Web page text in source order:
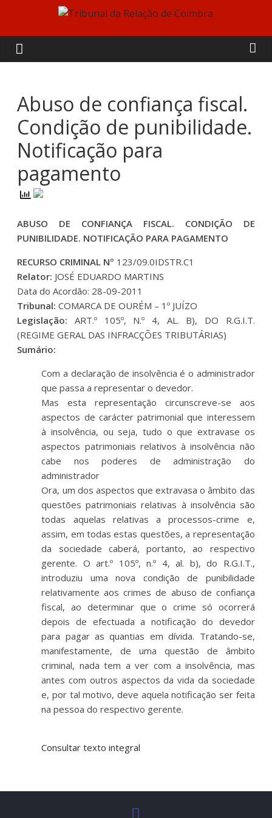
content
Tribunal
da
Relação
de
Coimbra
Abuso de confiança fiscal.
Condição de punibilidade.
Notificação para
pagamento
ABUSO DE CONFIANÇA FISCAL. CONDIÇÃO DE
PUNIBILIDADE. NOTIFICAÇÃO PARA PAGAMENTO
RECURSO CRIMINAL Nº 123/09.0IDSTR.C1
Relator: JOSÉ EDUARDO MARTINS
Data do Acordão: 28-09-2011
Tribunal:COMARCA DE OURÉM – 1º JUÍZO
Legislação: ART.º 105º, N.º 4, AL. B), DO R.G.I.T.
(REGIME GERAL DAS INFRACÇÕES TRIBUTÁRIAS)
Sumário:
Com a declaração de insolvência é o administrador
que passa a representar o devedor.
Mas esta representação circunscreve-se aos
aspectos de carácter patrimonial que interessem
à insolvência, ou seja, tudo o que extravase os
aspectos patrimoniais relativos à insolvência não
cabe nos poderes de administração do
administrador
Ora, um dos aspectos que extravasa o âmbito das
questões patrimoniais relativas à insolvência são
todas aquelas relativas a processos-crime e,
assim, em todas estas questões, a representação
da sociedade caberá, portanto, ao respectivo
gerente. O art.º 105º, n.º 4, al. b), do R.G.I.T.,
introduziu uma nova condição de punibilidade
relativamente aos crimes de abuso de confiança
fiscal, ao determinar que o crime só ocorrerá
depois de efectuada a notificação do devedor
para pagar as quantias em dívida. Tratando-se,
manifestamente, de uma questão de âmbito
criminal, nada tem a ver com a insolvência, mas
antes com outros aspectos da vida da sociedade
e, por tal motivo, deve aquela notificação ser feita
na pessoa do respectivo gerente.
Consultar texto integral